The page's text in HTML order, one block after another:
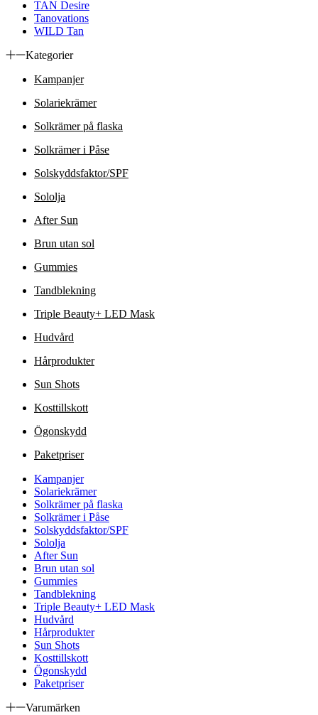
TAN Desire
Tanovations
WILD Tan
Kategorier
Kampanjer
Solariekrämer
Solkrämer på flaska
Solkrämer i Påse
Solskyddsfaktor/SPF
Sololja
After Sun
Brun utan sol
Gummies
Tandblekning
Triple Beauty+ LED Mask
Hudvård
Hårprodukter
Sun Shots
Kosttillskott
Ögonskydd
Paketpriser
Kampanjer
Solariekrämer
Solkrämer på flaska
Solkrämer i Påse
Solskyddsfaktor/SPF
Sololja
After Sun
Brun utan sol
Gummies
Tandblekning
Triple Beauty+ LED Mask
Hudvård
Hårprodukter
Sun Shots
Kosttillskott
Ögonskydd
Paketpriser
Varumärken